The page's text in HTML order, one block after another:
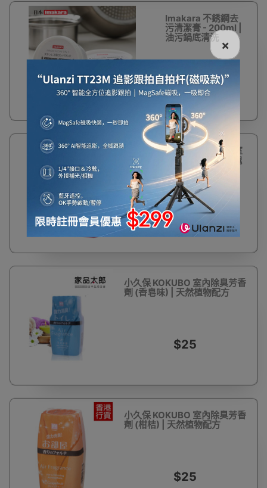
Imakara 不銹鋼去
污清潔膏 - 200ml |
油污鍋底清洗
$22
小久保 KOKUBO 室
內除臭芳香劑 (玫瑰
花) | 天然植物配方
$25
小久保 KOKUBO 室內除臭芳香
劑 (香皂味) | 天然植物配方
$25
小久保 KOKUBO 室內除臭芳香
劑 (柑桔) | 天然植物配方
$25
×